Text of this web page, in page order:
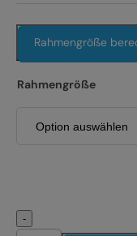
Rahmengröße
Rahmengröße
-